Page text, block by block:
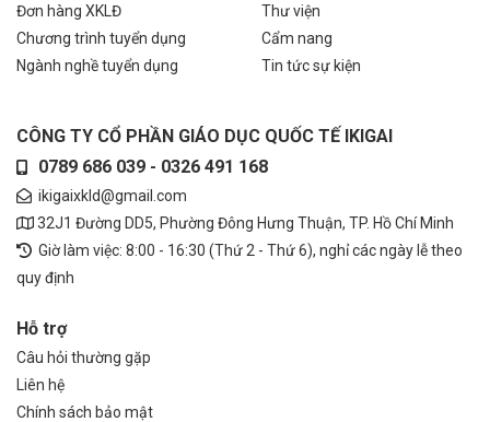
Đơn hàng XKLĐ
Chương trình tuyển dụng
Ngành nghề tuyển dụng
Thư viện
Cẩm nang
Tin tức sự kiện
CÔNG TY CỔ PHẦN GIÁO DỤC QUỐC TẾ IKIGAI
0789 686 039 - 0326 491 168
ikigaixkld@gmail.com
32J1 Đường DD5, Phường Đông Hưng Thuận, TP. Hồ Chí Minh
Giờ làm việc: 8:00 - 16:30 (Thứ 2 - Thứ 6), nghỉ các ngày lễ theo
quy định
Hỗ trợ
Câu hỏi thường gặp
Liên hệ
Chính sách bảo mật